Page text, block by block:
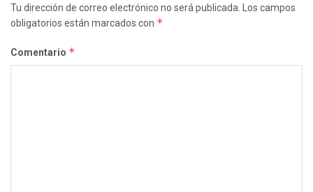
Tu dirección de correo electrónico no será publicada.
Los campos
obligatorios están marcados con *
Comentario *